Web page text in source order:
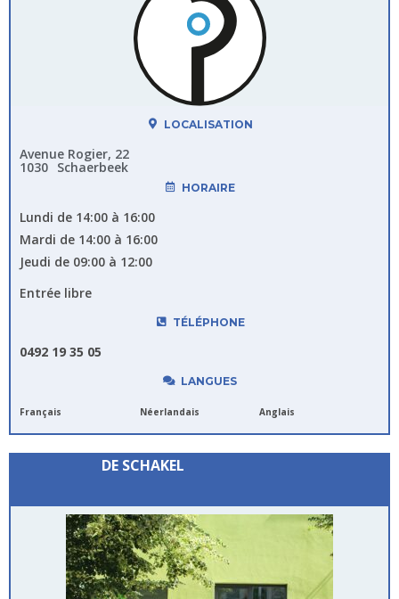
LOCALISATION
Avenue Rogier, 22
1030 Schaerbeek
HORAIRE
Lundi de 14:00 à 16:00
Mardi de 14:00 à 16:00
Jeudi de 09:00 à 12:00
Entrée libre
TÉLÉPHONE
0492 19 35 05
LANGUES
Français Néerlandais Anglais
DE SCHAKEL